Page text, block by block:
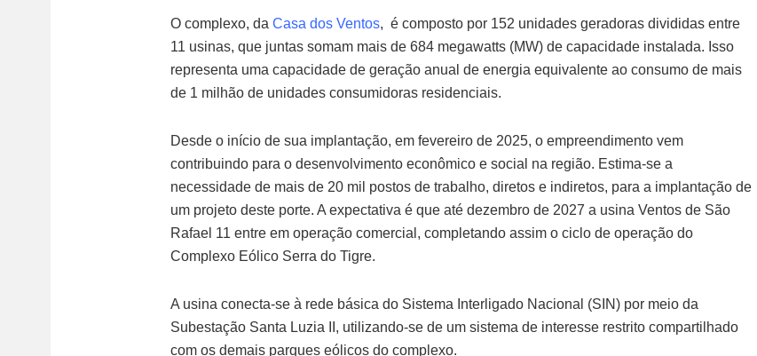
O complexo, da Casa dos Ventos, é composto por 152 unidades geradoras divididas entre
11 usinas, que juntas somam mais de 684 megawatts (MW) de capacidade instalada. Isso
representa uma capacidade de geração anual de energia equivalente ao consumo de mais
de 1 milhão de unidades consumidoras residenciais.
Desde o início de sua implantação, em fevereiro de 2025, o empreendimento vem
contribuindo para o desenvolvimento econômico e social na região. Estima-se a
necessidade de mais de 20 mil postos de trabalho, diretos e indiretos, para a implantação de
um projeto deste porte. A expectativa é que até dezembro de 2027 a usina Ventos de São
Rafael 11 entre em operação comercial, completando assim o ciclo de operação do
Complexo Eólico Serra do Tigre.
A usina conecta-se à rede básica do Sistema Interligado Nacional (SIN) por meio da
Subestação Santa Luzia II, utilizando-se de um sistema de interesse restrito compartilhado
com os demais parques eólicos do complexo.